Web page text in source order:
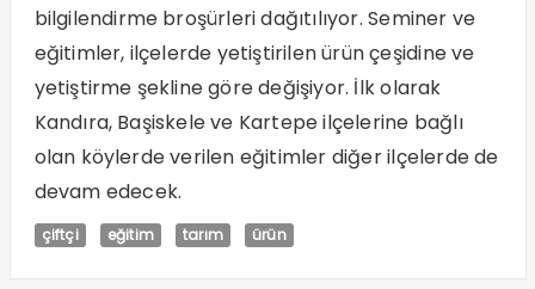
bilgilendirme broşürleri dağıtılıyor. Seminer ve
eğitimler, ilçelerde yetiştirilen ürün çeşidine ve
yetiştirme şekline göre değişiyor. İlk olarak
Kandıra, Başiskele ve Kartepe ilçelerine bağlı
olan köylerde verilen eğitimler diğer ilçelerde de
devam edecek.
çiftçi eğitim tarım ürün